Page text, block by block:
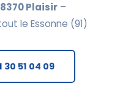
Plaisir–
le Essonne (91)
30 51 04 09